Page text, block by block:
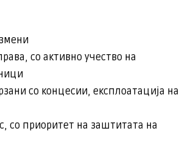
со активно учество на
со концесии, експлоатација на
со приоритет на заштитата на